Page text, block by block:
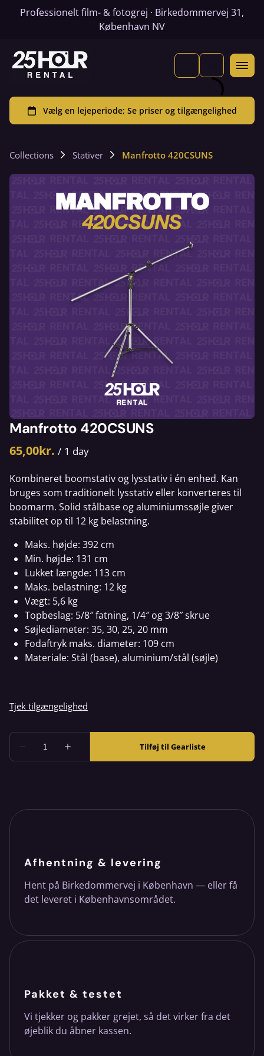
Professionelt film- & fotogrej · Birkedommervej 31,
København NV
Collections Stativer Manfrotto 420CSUNS
Manfrotto 420CSUNS
/
Kombineret boomstativ og lysstativ i én enhed. Kan
bruges som traditionelt lysstativ eller konverteres til
boomarm. Solid stålbase og aluminiumssøjle giver
stabilitet op til 12 kg belastning.
Maks. højde: 392 cm
Min. højde: 131 cm
Lukket længde: 113 cm
Maks. belastning: 12 kg
Vægt: 5,6 kg
Topbeslag: 5/8″ fatning, 1/4″ og 3/8″ skrue
Søjlediameter: 35, 30, 25, 20 mm
Fodaftryk maks. diameter: 109 cm
Materiale: Stål (base), aluminium/stål (søjle)
Afhentning & levering
Hent på Birkedommervej i København — eller få
det leveret i Københavnsområdet.
Pakket & testet
Vi tjekker og pakker grejet, så det virker fra det
øjeblik du åbner kassen.